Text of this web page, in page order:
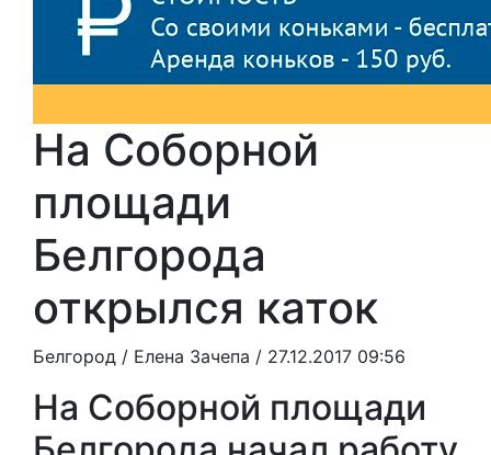
На Соборной
площади
Белгорода
открылся каток
Белгород / Елена Зачепа / 27.12.2017 09:56
На Соборной площади